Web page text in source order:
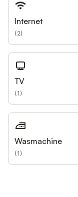
Internet
(2)
TV
(1)
Wasmachine
(1)